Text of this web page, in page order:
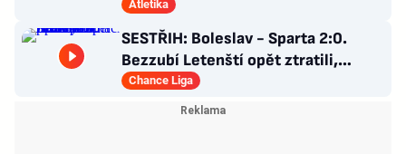
nám styčný důstojník
Atletika
SESTŘIH: Boleslav - Sparta 2:0.
Bezzubí Letenští opět ztratili,
domácí rozhodli v první půli
Chance Liga